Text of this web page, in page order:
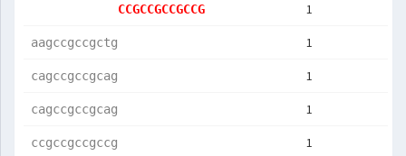
CCGCCGCCGCCG 1
aagccgccgctg 1
cagccgccgcag 1
cagccgccgcag 1
ccgccgccgccg 1